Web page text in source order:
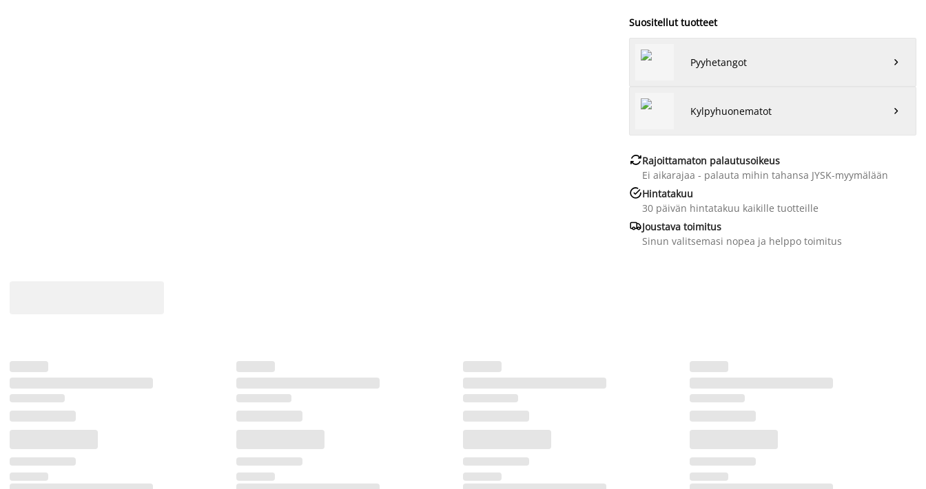
Suositellut tuotteet
Pyyhetangot 
Kylpyhuonematot 
Rajoittamaton palautusoikeus
Ei aikarajaa - palauta mihin tahansa JYSK-myymälään
Hintatakuu
30 päivän hintatakuu kaikille tuotteille
Joustava toimitus
Sinun valitsemasi nopea ja helppo toimitus